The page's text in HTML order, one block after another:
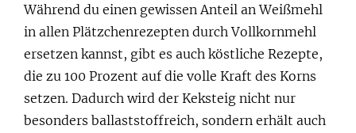
Während du einen gewissen Anteil an Weißmehl
in allen Plätzchenrezepten durch Vollkornmehl
ersetzen kannst, gibt es auch köstliche Rezepte,
die zu 100 Prozent auf die volle Kraft des Korns
setzen. Dadurch wird der Keksteig nicht nur
besonders ballaststoffreich, sondern erhält auch